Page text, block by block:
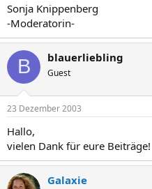
Sonja Knippenberg
-Moderatorin-
B blauerliebling
Guest
23 Dezember 2003
Hallo,
vielen Dank für eure Beiträge!
Galaxie